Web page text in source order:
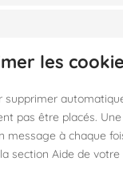
les
pas être placés.
à chaque
section Aide de votre